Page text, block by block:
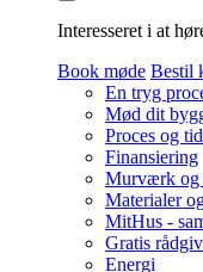
Interesseret i at
Book møde Bestil
En tryg
Mød dit
Proces og
Finansiering
Murværk og
Materialer
MitHus -
Gratis
Energi